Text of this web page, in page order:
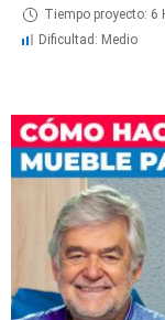
Tiempo proyecto: 6
Dificultad: Medio